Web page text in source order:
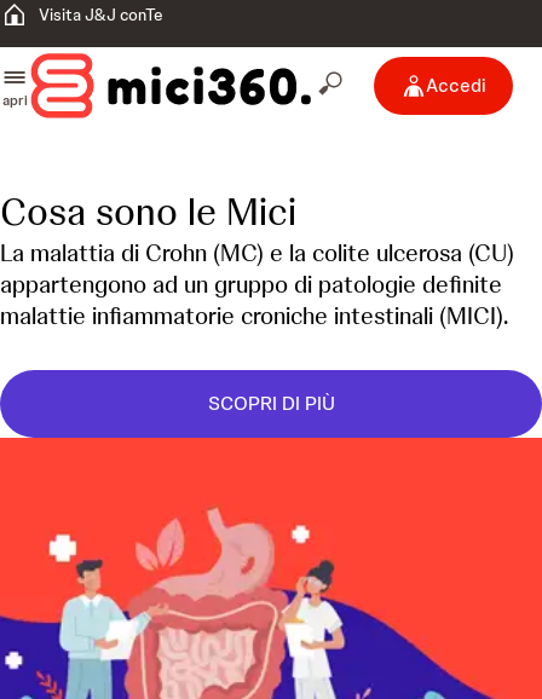
Visita J&J conTe
apri
Accedi
Cosa sono le Mici
La malattia di Crohn (MC) e la colite ulcerosa (CU)
appartengono ad un gruppo di patologie definite
malattie infiammatorie croniche intestinali (MICI).
SCOPRI DI PIÙ